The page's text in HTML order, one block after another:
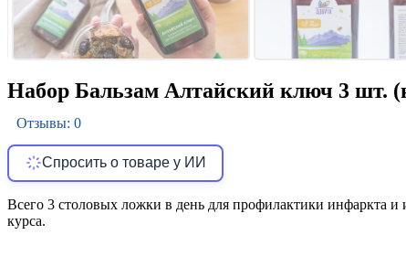
Набор Бальзам Алтайский ключ 3 шт.
Отзывы: 0
Спросить о товаре у ИИ
Всего 3 столовых ложки в день для профилактики инфаркта и
курса.